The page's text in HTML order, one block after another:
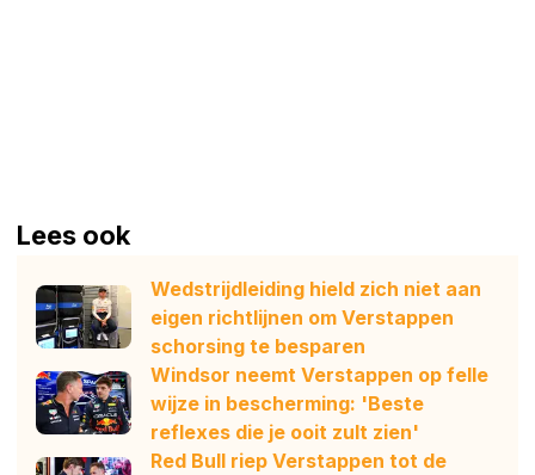
Lees ook
Wedstrijdleiding hield zich niet aan
eigen richtlijnen om Verstappen
schorsing te besparen
Windsor neemt Verstappen op felle
wijze in bescherming: 'Beste
reflexes die je ooit zult zien'
Red Bull riep Verstappen tot de